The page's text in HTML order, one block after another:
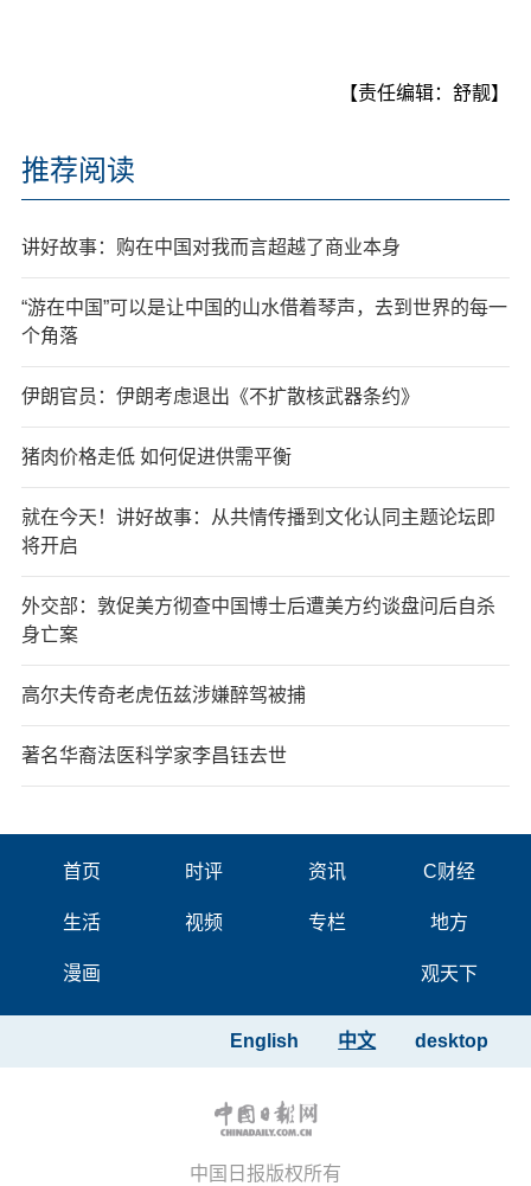
【责任编辑：舒靓】
推荐阅读
讲好故事：购在中国对我而言超越了商业本身
“游在中国”可以是让中国的山水借着琴声，去到世界的每一
个角落
伊朗官员：伊朗考虑退出《不扩散核武器条约》
猪肉价格走低 如何促进供需平衡
就在今天！讲好故事：从共情传播到文化认同主题论坛即
将开启
外交部：敦促美方彻查中国博士后遭美方约谈盘问后自杀
身亡案
高尔夫传奇老虎伍兹涉嫌醉驾被捕
著名华裔法医科学家李昌钰去世
首页 时评 资讯 C财经
生活 视频 专栏 地方
漫画 观天下
desktop
中文
English
中国日报版权所有